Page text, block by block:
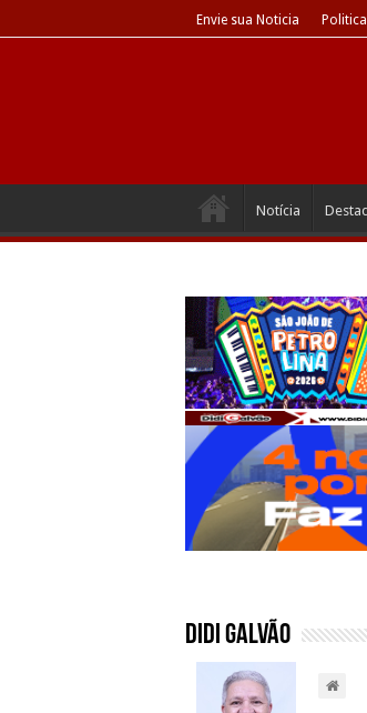
Envie sua Noticia
Notícia
Didi Galvão